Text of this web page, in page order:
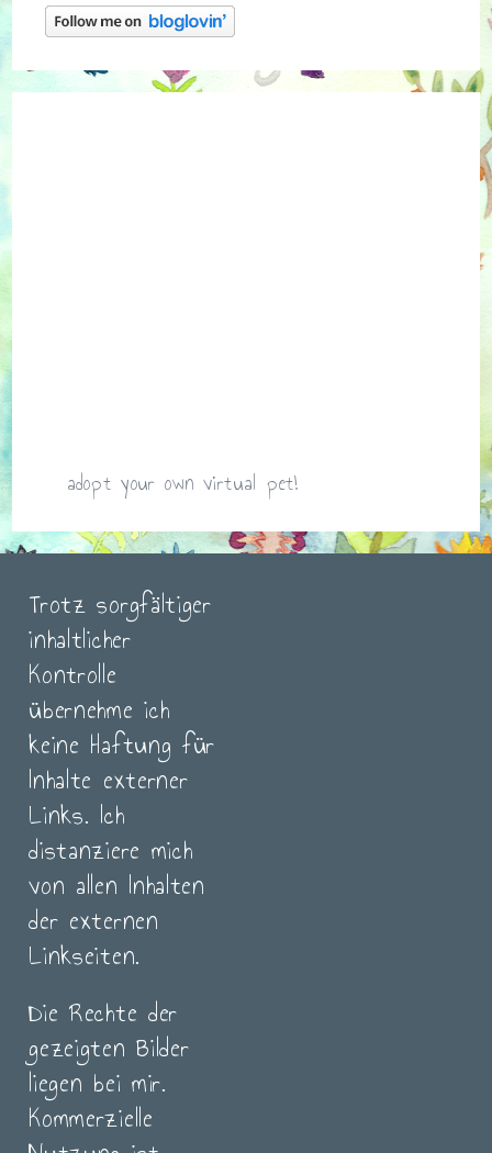
adopt your own virtual pet!
Trotz sorgfältiger
inhaltlicher
Kontrolle
übernehme ich
keine Haftung für
Inhalte externer
Links. Ich
distanziere mich
von allen Inhalten
der externen
Linkseiten.
Die Rechte der
gezeigten Bilder
liegen bei mir.
Kommerzielle